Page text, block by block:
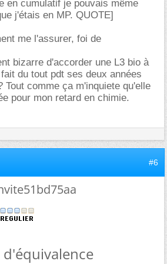
en cumulatif je pouvais même
j'étais en MP. QUOTE]
me l'assurer, foi de
bizarre d'accorder une L3 bio à
du tout pdt ses deux années
Tout comme ça m'inquiete qu'elle
pour mon retard en chimie.
#6